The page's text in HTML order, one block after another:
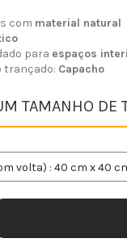
com material natural
para espaços
trançado: Capacho
TAMANHO DE